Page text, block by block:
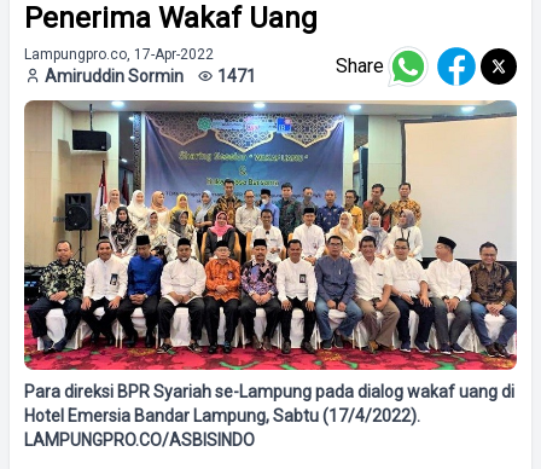
Penerima Wakaf Uang
Lampungpro.co, 17-Apr-2022
Amiruddin Sormin 1471 Share
Para direksi BPR Syariah se-Lampung pada dialog wakaf uang di
Hotel Emersia Bandar Lampung, Sabtu (17/4/2022).
LAMPUNGPRO.CO/ASBISINDO